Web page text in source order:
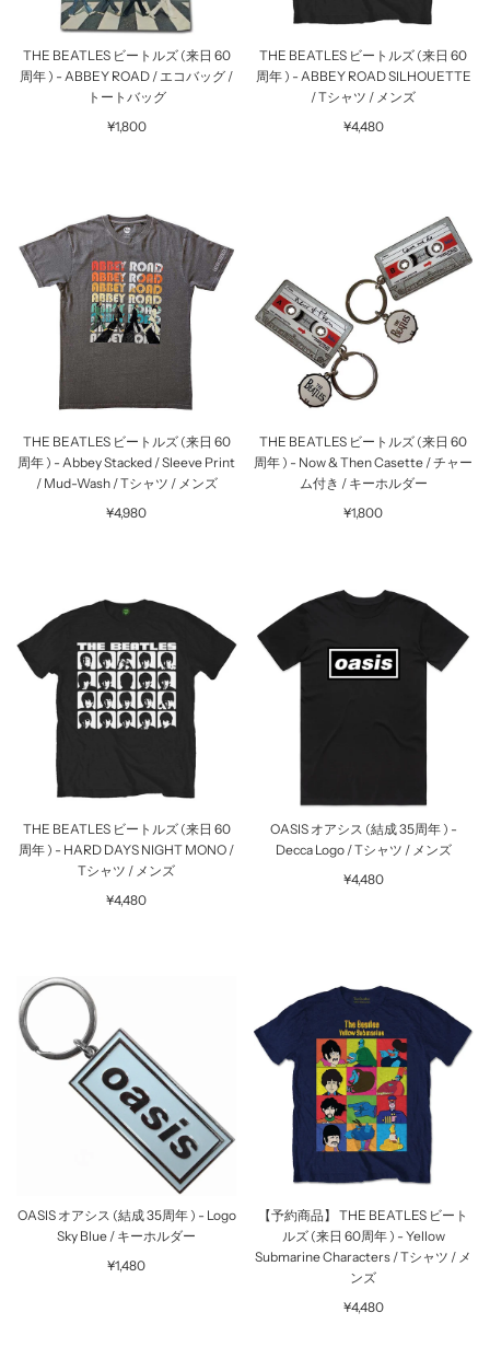
THE BEATLES ビートルズ (来日 60
周年 ) - ABBEY ROAD / エコバッグ /
トートバッグ
¥1,800
THE BEATLES ビートルズ (来日 60
周年 ) - ABBEY ROAD SILHOUETTE
/ Tシャツ / メンズ
¥4,480
THE BEATLES ビートルズ (来日 60
周年 ) - Abbey Stacked / Sleeve Print
/ Mud-Wash / Tシャツ / メンズ
¥4,980
THE BEATLES ビートルズ (来日 60
周年 ) - Now & Then Casette / チャー
ム付き / キーホルダー
¥1,800
THE BEATLES ビートルズ (来日 60
周年 ) - HARD DAYS NIGHT MONO /
Tシャツ / メンズ
¥4,480
OASIS オアシス (結成 35周年 ) -
Decca Logo / Tシャツ / メンズ
¥4,480
OASIS オアシス (結成 35周年 ) - Logo
Sky Blue / キーホルダー
¥1,480
【予約商品】 THE BEATLES ビート
ルズ (来日 60周年 ) - Yellow
Submarine Characters / Tシャツ / メ
ンズ
¥4,480